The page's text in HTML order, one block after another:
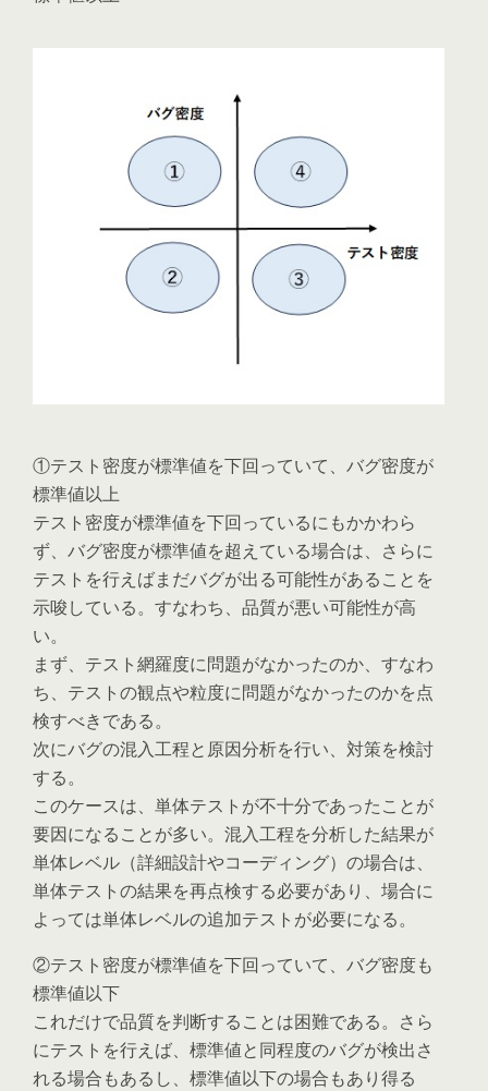
①テスト密度が標準値を下回っていて、バグ密度が
標準値以上
テスト密度が標準値を下回っているにもかかわら
ず、バグ密度が標準値を超えている場合は、さらに
テストを行えばまだバグが出る可能性があることを
示唆している。すなわち、品質が悪い可能性が高
い。
まず、テスト網羅度に問題がなかったのか、すなわ
ち、テストの観点や粒度に問題がなかったのかを点
検すべきである。
次にバグの混入工程と原因分析を行い、対策を検討
する。
このケースは、単体テストが不十分であったことが
要因になることが多い。混入工程を分析した結果が
単体レベル（詳細設計やコーディング）の場合は、
単体テストの結果を再点検する必要があり、場合に
よっては単体レベルの追加テストが必要になる。
②テスト密度が標準値を下回っていて、バグ密度も
標準値以下
これだけで品質を判断することは困難である。さら
にテストを行えば、標準値と同程度のバグが検出さ
れる場合もあるし、標準値以下の場合もあり得る